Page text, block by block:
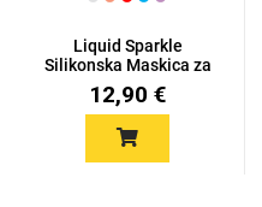
Liquid Sparkle
Silikonska Maskica za
P30
12,90 €